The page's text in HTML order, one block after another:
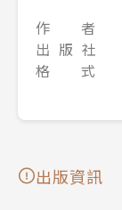
作 者
出 版 社
格 式
出版資訊